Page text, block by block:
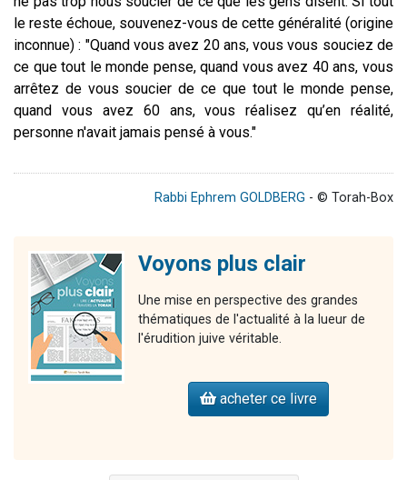
le reste échoue, souvenez-vous de cette généralité (origine
inconnue) : "Quand vous avez 20 ans, vous vous souciez de
ce que tout le monde pense, quand vous avez 40 ans, vous
arrêtez de vous soucier de ce que tout le monde pense,
quand vous avez 60 ans, vous réalisez qu’en réalité,
personne n'avait jamais pensé à vous."
Rabbi Ephrem GOLDBERG - © Torah-Box
Voyons plus clair
Une mise en perspective des grandes
thématiques de l'actualité à la lueur de
l'érudition juive véritable.
acheter ce livre